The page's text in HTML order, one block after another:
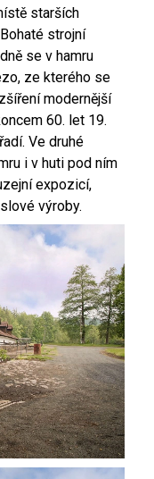
starších
strojní
se v hamru
ze kterého se
modernější
60. let 19.
Ve druhé
i v huti pod ním
expozicí,
výroby.